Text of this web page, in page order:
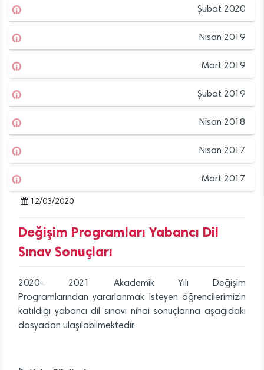
Şubat 2020
Nisan 2019
Mart 2019
Şubat 2019
Nisan 2018
Nisan 2017
Mart 2017
12/03/2020
Değişim Programları Yabancı Dil
Sınav Sonuçları
2020– 2021 Akademik Yılı Değişim
Programlarından yararlanmak isteyen öğrencilerimizin
katıldığı yabancı dil sınavı nihai sonuçlarına aşağıdaki
dosyadan ulaşılabilmektedir.